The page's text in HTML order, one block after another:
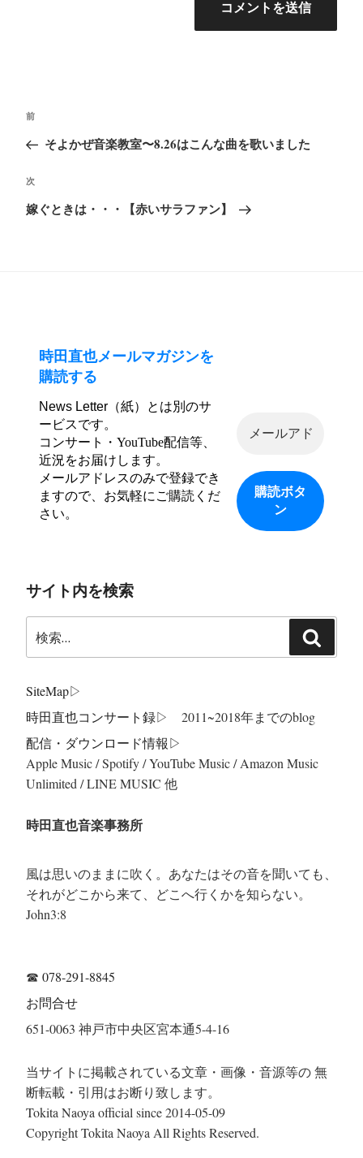
投
稿
ナ
ビ
ゲ
ー
前
の
稿
前
そよかぜ音楽教室〜8.26はこんな曲を歌いました
次
の
次
嫁ぐときは・・・【赤いサラファン】
時田直也メールマガジンを
購読する
News Letter（紙）とは別のサ
ービスです。
コンサート・YouTube配信等、
近況をお届けします。
メールアドレスのみで登録でき
ますので、お気軽にご購読くだ
さい。
サイト内を検索
索:
索
SiteMap▷
時田直也コンサート録▷ 2011~2018年までのblog
配信・ダウンロード情報▷
Apple Music / Spotify / YouTube Music / Amazon Music
Unlimited / LINE MUSIC 他
時田直也音楽事務所
風は思いのままに吹く。あなたはその音を聞いても、
それがどこから来て、どこへ行くかを知らない。
John3:8
☎ 078-291-8845
お問合せ
651-0063 神戸市中央区宮本通5-4-16
当サイトに掲載されている文章・画像・音源等の 無
断転載・引用はお断り致します。
Tokita Naoya official since 2014-05-09
Copyright Tokita Naoya All Rights Reserved.